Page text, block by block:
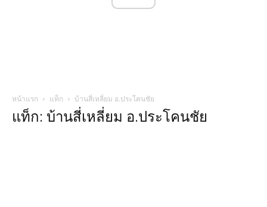
หน้าแรก แท็ก บ้านสี่เหลี่ยม อ.ประโคนชัย
แท็ก: บ้านสี่เหลี่ยม อ.ประโคนชัย